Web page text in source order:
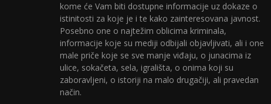
kome će Vam biti dostupne informacije uz dokaze o
istinitosti za koje je i te kako zainteresovana javnost.
Posebno one o najtežim oblicima kriminala,
informacije koje su mediji odbijali objavljivati, ali i one
male priče koje se sve manje viđaju, o junacima iz
ulice, sokačeta, sela, igrališta, o onima koji su
zaboravljeni, o istoriji na malo drugačiji, ali pravedan
način.